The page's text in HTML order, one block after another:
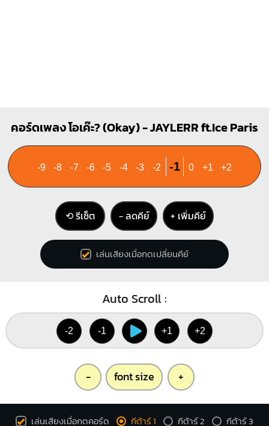
คอร์ดเพลง โอเค๊ะ? (Okay) - JAYLERR ft.Ice Paris
-9 -8 -7 -6 -5 -4 -3 -2 -1 0 +1 +2
⟲ รีเซ็ต − ลดคีย์ + เพิ่มคีย์
เล่นเสียงเมื่อกดเปลี่ยนคีย์
Auto Scroll :
-2 -1 +1 +2
- font size +
เล่นเสียงเมื่อกดคอร์ด กีต้าร์ 1 กีต้าร์ 2 กีต้าร์ 3